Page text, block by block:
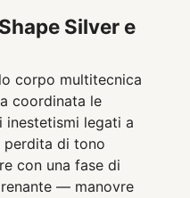
Silver e
corpo multitecnica
coordinata le
legati a
perdita di tono
con una fase di
— manovre